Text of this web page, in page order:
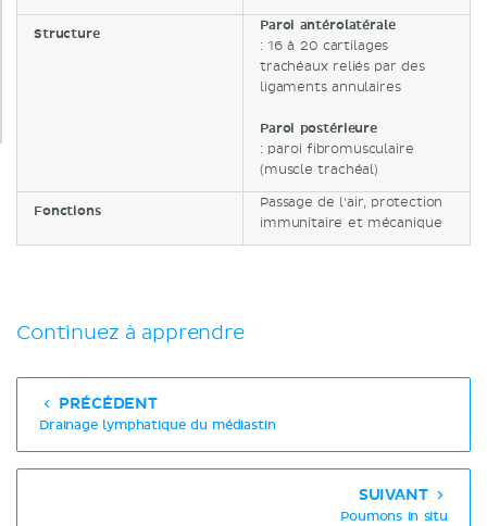
Structure
Paroi antérolatérale
: 16 à 20 cartilages
trachéaux reliés par des
ligaments annulaires
Paroi postérieure
: paroi fibromusculaire
(muscle trachéal)
Fonctions
Passage de l'air, protection
immunitaire et mécanique
Continuez à apprendre
PRÉCÉDENT
Drainage lymphatique du médiastin
SUIVANT
Poumons in situ